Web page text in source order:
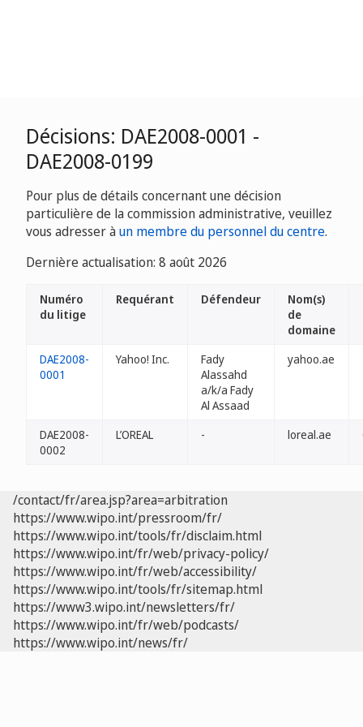
Décisions: DAE2008-0001 -
DAE2008-0199
Pour plus de détails concernant une décision
particulière de la commission administrative, veuillez
vous adresser àun membre du personnel du centre.
Dernière actualisation: 8 août 2026
Numéro
du litige
Requérant Défendeur
Nom(s)
de
domaine
DAE2008-
0001
Yahoo! Inc.
Fady
Alassahd
a/k/a Fady
Al Assaad
yahoo.ae
DAE2008-
0002
L’OREAL - loreal.ae
/contact/fr/area.jsp?area=arbitration
https://www.wipo.int/pressroom/fr/
https://www.wipo.int/tools/fr/disclaim.html
https://www.wipo.int/fr/web/privacy-policy/
https://www.wipo.int/fr/web/accessibility/
https://www.wipo.int/tools/fr/sitemap.html
https://www3.wipo.int/newsletters/fr/
https://www.wipo.int/fr/web/podcasts/
https://www.wipo.int/news/fr/